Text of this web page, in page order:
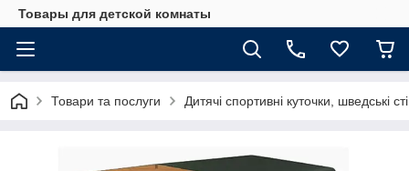
Товары для детской комнаты
Товари та послуги Дитячі спортивні куточки, шведські